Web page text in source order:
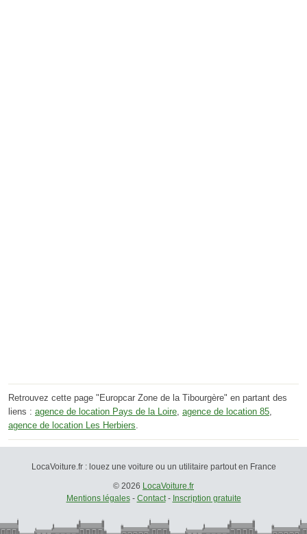
Retrouvez cette page "Europcar Zone de la Tibourgère" en partant des
liens : agence de location Pays de la Loire, agence de location 85,
agence de location Les Herbiers.
LocaVoiture.fr : louez une voiture ou un utilitaire partout en France
© 2026 LocaVoiture.fr
Mentions légales- Contact- Inscription gratuite